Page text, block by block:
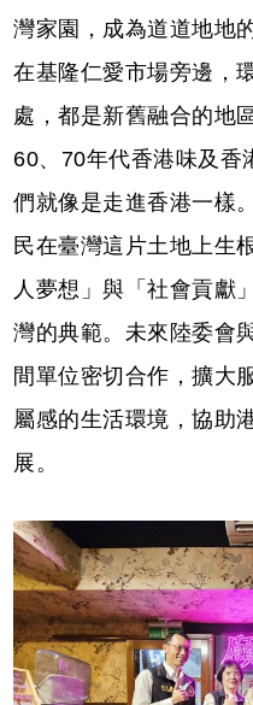
灣家園，成為道道地地
在基隆仁愛市場旁邊，
處，都是新舊融合的地
60、70年代香港味及香
們就像是走進香港一樣
民在臺灣這片土地上生
人夢想」與「社會貢獻
灣的典範。未來陸委會
間單位密切合作，擴大
屬感的生活環境，協助
展。